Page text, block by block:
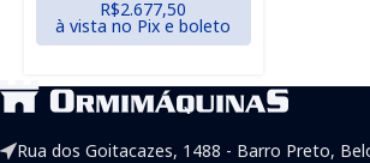
R$2.677,50
à vista no Pix e boleto
Rua dos Goitacazes, 1488 - Barro Preto,